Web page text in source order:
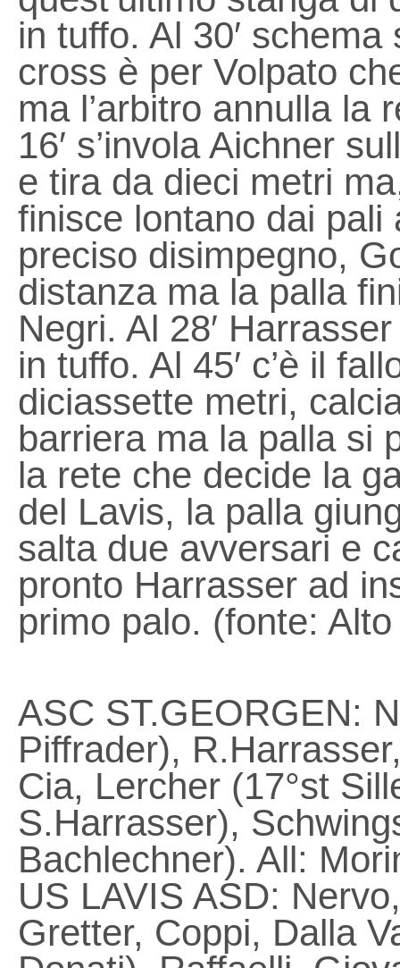
in tuffo. Al 30′
cross è per Volpato
ma l’arbitro annulla la
16′ s’invola Aichner
e tira da dieci metri
finisce lontano dai pali
preciso disimpegno,
distanza ma la palla
Negri. Al 28′
in tuffo. Al 45′ c’è il
diciassette metri,
barriera ma la palla si
la rete che decide la
del Lavis, la palla
salta due avversari e
pronto Harrasser ad
primo palo. (fonte:
ASC ST.GEORGEN:
Piffrader),
Cia, Lercher (17°st
S.Harrasser),
Bachlechner). All:
US LAVIS ASD:
Gretter, Coppi, Dalla